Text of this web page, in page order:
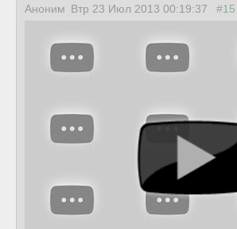
Аноним Втр 23 Июл 2013 00:19:37 #15